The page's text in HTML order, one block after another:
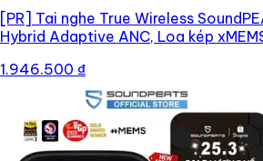
[PR] Tai nghe True Wireless
Hybrid Adaptive ANC, Loa kép
1.946.500 ₫